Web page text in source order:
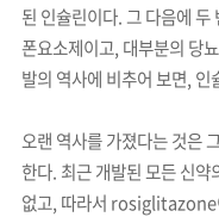
된 인슐린이다. 그 다음에
폰요소제이고, 대부분의 당
발의 역사에 비추어 보면,
오랜 역사를 가졌다는 것은
한다. 최근 개발된 모든 신
없고, 따라서